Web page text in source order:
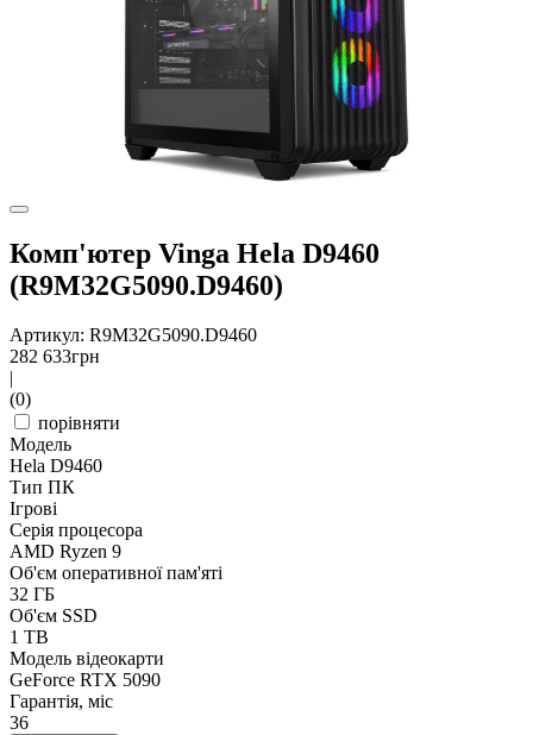
Комп'ютер Vinga Hela D9460
(R9M32G5090.D9460)
Артикул: R9M32G5090.D9460
282 633грн
(0)
порівняти
Модель
Hela D9460
Тип ПК
Ігрові
Серія процесора
AMD Ryzen 9
Об'єм оперативної пам'яті
32 ГБ
Об'єм SSD
1 TB
Модель відеокарти
GeForce RTX 5090
Гарантія, міс
36